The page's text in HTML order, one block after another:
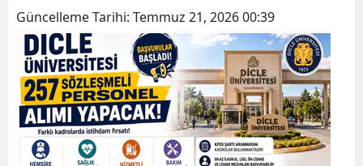
Güncelleme Tarihi: Temmuz 21, 2026 00:39